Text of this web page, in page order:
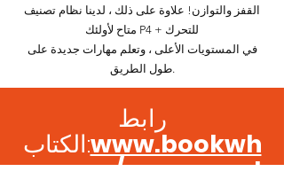
القفز والتوازن! علاوة على ذلك ، لدينا نظام تصنيف
متاح لأولئك P4 + للتحرك
في المستويات الأعلى ، وتعلم مهارات جديدة على
طول الطريق.
رابط
الكتاب:www.bookwh
en.com/movement